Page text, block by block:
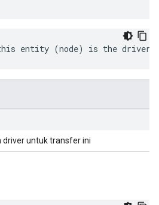
entity (node) is the driver
driver untuk transfer ini